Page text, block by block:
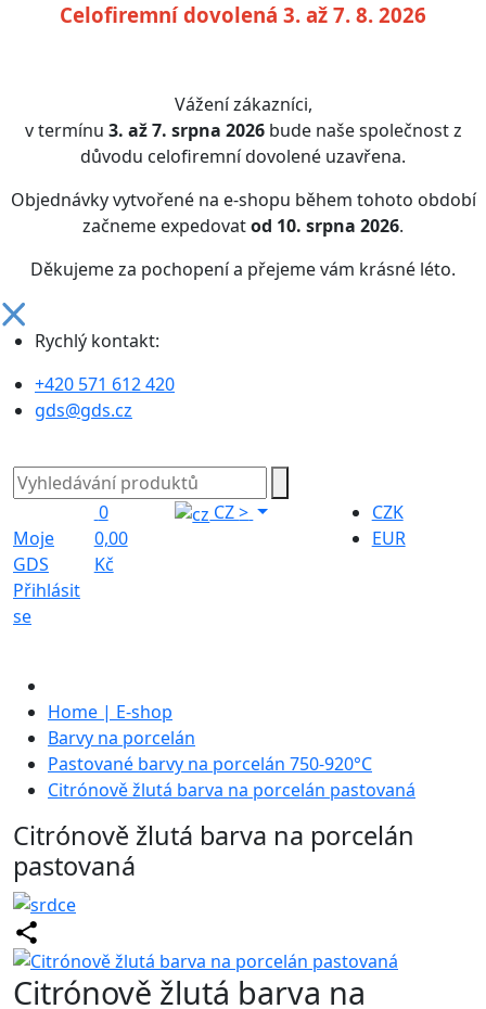
Celofiremní dovolená 3. až 7. 8. 2026
Vážení zákazníci,
v termínu 3. až 7. srpna 2026bude naše společnost z
důvodu celofiremní dovolené uzavřena.
Objednávky vytvořené na e-shopu během tohoto období
začneme expedovatod 10. srpna 2026.
Děkujeme za pochopení a přejeme vám krásné léto.
Rychlý kontakt:
+420 571 612 420
gds@gds.cz
Moje
GDS
Přihlásit
se
0
0,00
Kč
CZ>
CZK
EUR
Home | E-shop
Barvy na porcelán
Pastované barvy na porcelán 750-920°C
Citrónově žlutá barva na porcelán pastovaná
Citrónově žlutá barva na porcelán
pastovaná
Citrónově žlutá barva na